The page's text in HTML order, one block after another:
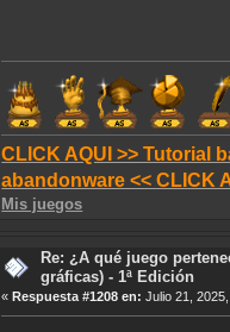
CLICK AQUI >> Tutorial
abandonware << CLICK
Mis juegos
Re: ¿A qué juego
gráficas) - 1ª Edición
« Respuesta #1208 en: Julio 21,